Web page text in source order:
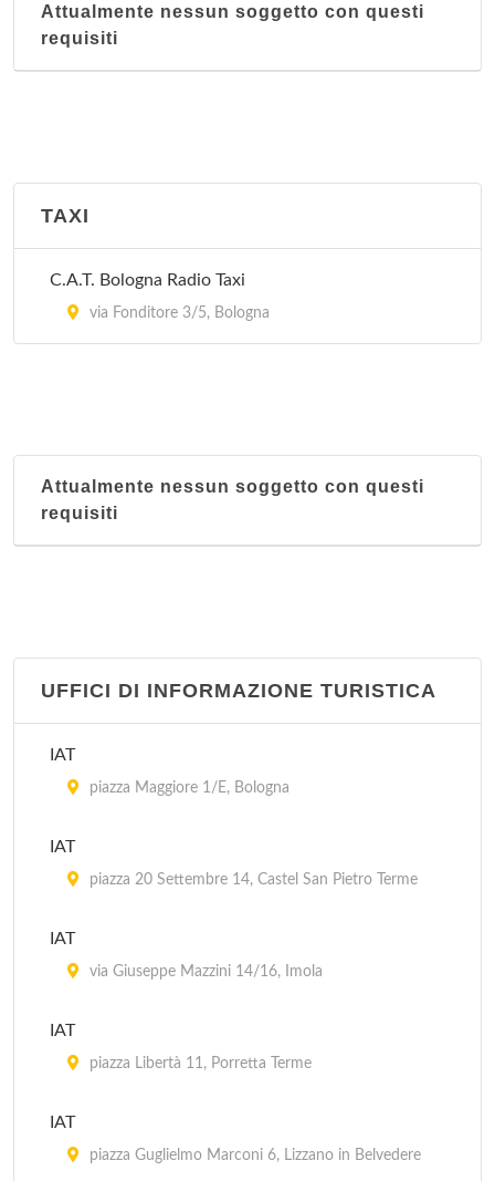
Nucleo territoriale San Vitale
Attualmente nessun soggetto con questi
requisiti
TAXI
C.A.T. Bologna Radio Taxi
via Fonditore 3/5, Bologna
Attualmente nessun soggetto con questi
requisiti
UFFICI DI INFORMAZIONE TURISTICA
IAT
piazza Maggiore 1/E, Bologna
IAT
piazza 20 Settembre 14, Castel San Pietro Terme
IAT
via Giuseppe Mazzini 14/16, Imola
IAT
piazza Libertà 11, Porretta Terme
IAT
piazza Guglielmo Marconi 6, Lizzano in Belvedere